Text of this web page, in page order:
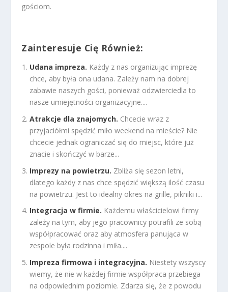
gościom.
Zainteresuje Cię Również:
Udana impreza. Każdy z nas organizując imprezę
chce, aby była ona udana. Zależy nam na dobrej
zabawie naszych gości, ponieważ odzwierciedla to
nasze umiejętności organizacyjne....
Atrakcje dla znajomych. Chcecie wraz z
przyjaciółmi spędzić miło weekend na mieście? Nie
chcecie jednak ograniczać się do miejsc, które już
znacie i skończyć w barze...
Imprezy na powietrzu. Zbliża się sezon letni,
dlatego każdy z nas chce spędzić większą ilość czasu
na powietrzu. Jest to idealny okres na grille, pikniki i...
Integracja w firmie. Każdemu właścicielowi firmy
zależy na tym, aby jego pracownicy potrafili ze sobą
współpracować oraz aby atmosfera panująca w
zespole była rodzinna i miła....
Impreza firmowa i integracyjna. Niestety wszyscy
wiemy, że nie w każdej firmie współpraca przebiega
na odpowiednim poziomie. Zdarza się, że z powodu